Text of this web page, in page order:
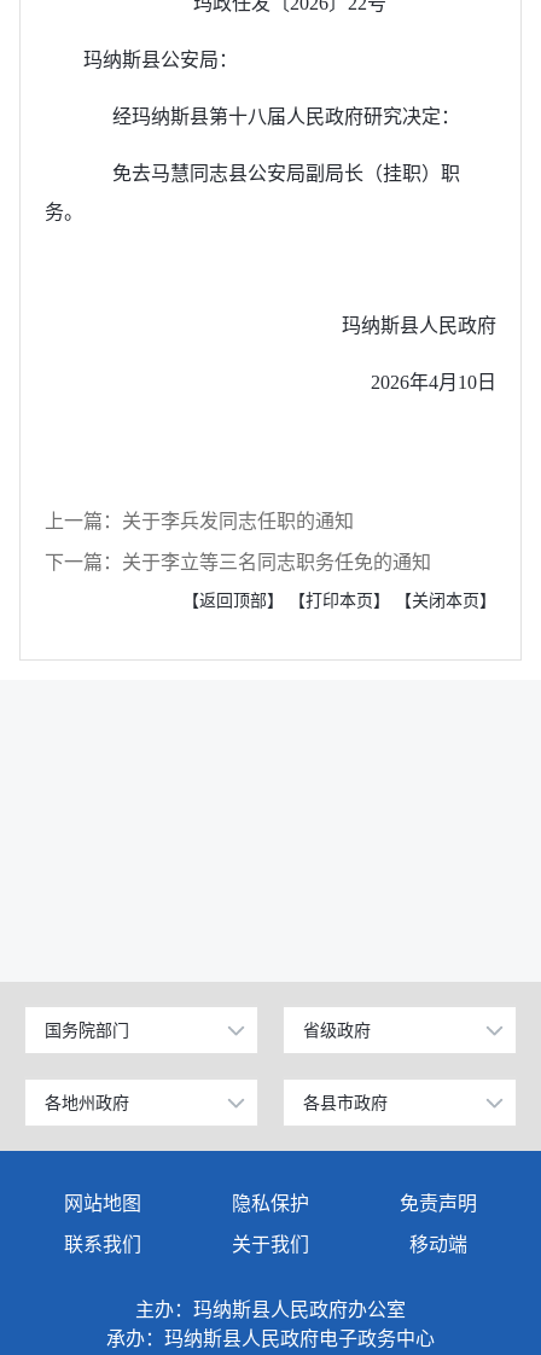
玛纳斯县公安局：
经玛纳斯县第十八届人民政府研究决定：
免去马慧同志县公安局副局长（挂职）职
务。
玛纳斯县人民政府
2026年4月10日
上一篇：关于李兵发同志任职的通知
下一篇：关于李立等三名同志职务任免的通知
【返回顶部】 【打印本页】 【关闭本页】
国务院部门
公安部
工业和信息化部
科学技术部
教育部
国家发展和改革委员会
省级政府
北京
上海
广东
天津
江苏
山东
各地州政府
乌鲁木齐市
博尔塔拉蒙古自治州
各县市政府
昌吉市
吉木萨尔县
网站地图 隐私保护
免责声明
联系我们
关于我们 移动端
主办：玛纳斯县人民政府办公室
承办：玛纳斯县人民政府电子政务中心